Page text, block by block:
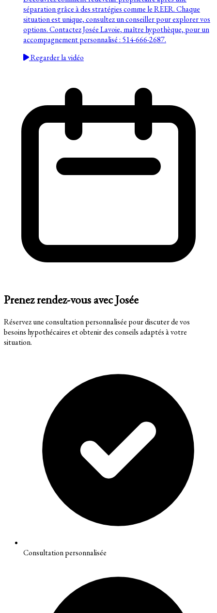
séparation grâce à des stratégies comme le REER. Chaque
situation est unique, consultez un conseiller pour explorer vos
options. Contactez Josée Lavoie, maître hypothèque, pour un
accompagnement personnalisé : 514-666-2687.
Regarder la vidéo
Prenez rendez-vous avec Josée
Réservez une consultation personnalisée pour discuter de vos
besoins hypothécaires et obtenir des conseils adaptés à votre
situation.
Consultation personnalisée